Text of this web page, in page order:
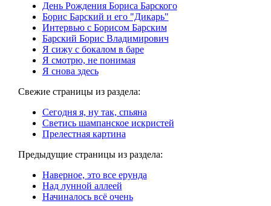
День Рождения Бориса Барского
Борис Барский и его "Дикарь"
Интервью с Борисом Барским
Барский Борис Владимирович
Я сижу с бокалом в баре
Я смотрю, не понимая
Я снова здесь
Свежие страницы из раздела:
Сегодня я, ну так, спьяна
Светись шампанское искристей
Прелестная картина
Предыдущие страницы из раздела:
Наверное, это все ерунда
Над лунной аллеей
Начиналось всё очень